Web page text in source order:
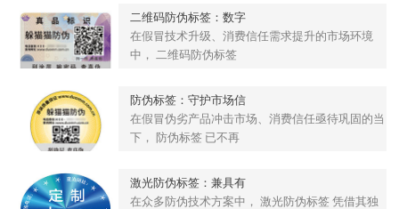
二维码防伪标签：数字
在假冒技术升级、消费信任需求提升的市场环境
中， 二维码防伪标签
防伪标签：守护市场信
在假冒伪劣产品冲击市场、消费信任亟待巩固的当
下， 防伪标签 已不再
激光防伪标签：兼具有
在众多防伪技术方案中， 激光防伪标签 凭借其独